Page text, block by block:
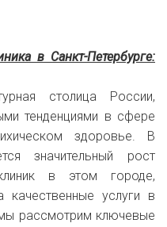
в Санкт-Петербурге:
столица России,
тенденциями в сфере
здоровье. В
значительный рост
в этом городе,
услуги в
рассмотрим ключевые